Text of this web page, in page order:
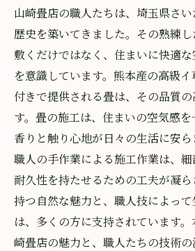
山崎畳店の職人たちは、埼玉県さ
歴史を築いてきました。その熟練
敷くだけではなく、住まいに快適
を意識しています。熊本産の高級
付きで提供される畳は、その品質
す。畳の施工は、住まいの空気感
香りと触り心地が日々の生活に安ら
職人の手作業による施工作業は、細
耐久性を持たせるための工夫が凝
持つ自然な魅力と、職人技によっ
は、多くの方に支持されています
崎畳店の魅力と、職人たちの技術